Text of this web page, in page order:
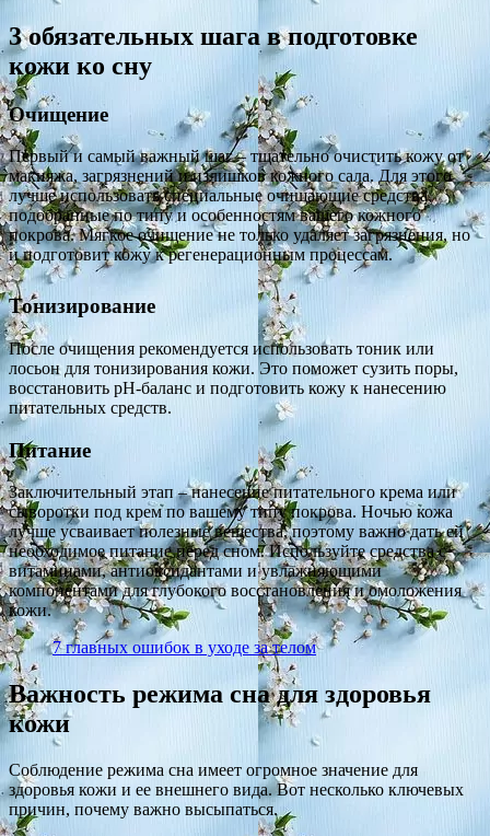
3 обязательных шага в подготовке
кожи ко сну
Очищение
Первый и самый важный шаг – тщательно очистить кожу от
макияжа, загрязнений и излишков кожного сала. Для этого
лучше использовать специальные очищающие средства,
подобранные по типу и особенностям вашего кожного
покрова. Мягкое очищение не только удаляет загрязнения, но
и подготовит кожу к регенерационным процессам.
Тонизирование
После очищения рекомендуется использовать тоник или
лосьон для тонизирования кожи. Это поможет сузить поры,
восстановить pH-баланс и подготовить кожу к нанесению
питательных средств.
Питание
Заключительный этап – нанесение питательного крема или
сыворотки под крем по вашему типу покрова. Ночью кожа
лучше усваивает полезные вещества, поэтому важно дать ей
необходимое питание перед сном. Используйте средства с
витаминами, антиоксидантами и увлажняющими
компонентами для глубокого восстановления и омоложения
кожи.
7 главных ошибок в уходе за телом
Важность режима сна для здоровья
кожи
Соблюдение режима сна имеет огромное значение для
здоровья кожи и ее внешнего вида. Вот несколько ключевых
причин, почему важно высыпаться.